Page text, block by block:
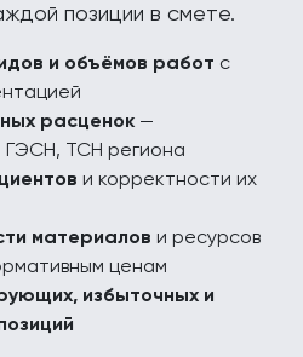
позиции в смете.
и объёмов работ с
расценок —
ГЭСН, ТСН региона
и корректности их
материалов и ресурсов
ценам
избыточных и